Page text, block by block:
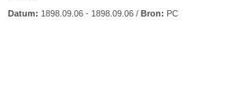
Datum: 1898.09.06 - 1898.09.06 / Bron: PC